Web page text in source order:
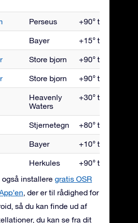
Perseus +90° til -50°
Bayer +15° til -90°
Store bjørn +90° til -30°
Store bjørn +90° til -10°
Heavenly
Waters
+30° til -90°
Stjernetegn +80° til -80°
Bayer +10° til -90°
Herkules +90° til -55°
også installere gratis OSR
, der er til rådighed for
så du kan finde ud af
du kan se fra dit